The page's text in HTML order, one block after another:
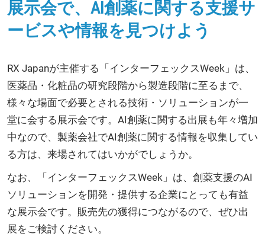
展示会で、AI創薬に関する支援サ
ービスや情報を見つけよう
RX Japanが主催する「インターフェックスWeek」は、
医薬品・化粧品の研究段階から製造段階に至るまで、
様々な場面で必要とされる技術・ソリューションが一
堂に会する展示会です。AI創薬に関する出展も年々増加
中なので、製薬会社でAI創薬に関する情報を収集してい
る方は、来場されてはいかがでしょうか。
なお、「インターフェックスWeek」は、創薬支援のAI
ソリューションを開発・提供する企業にとっても有益
な展示会です。販売先の獲得につながるので、ぜひ出
展をご検討ください。